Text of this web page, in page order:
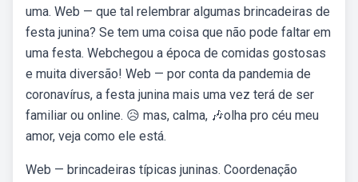
uma. Web — que tal relembrar algumas brincadeiras de
festa junina? Se tem uma coisa que não pode faltar em
uma festa. Webchegou a época de comidas gostosas
e muita diversão! Web — por conta da pandemia de
coronavírus, a festa junina mais uma vez terá de ser
familiar ou online. 😥 mas, calma, 🎶olha pro céu meu
amor, veja como ele está.
Web — brincadeiras típicas juninas. Coordenação